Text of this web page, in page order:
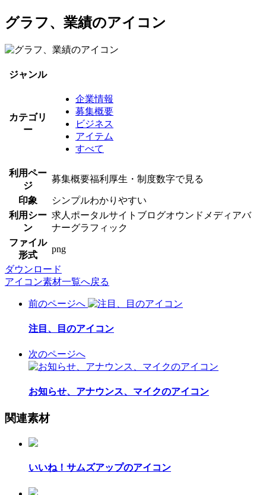
グラフ、業績のアイコン
ジャンル
カテゴリ
ー
企業情報
募集概要
ビジネス
アイテム
すべて
利用ペー
ジ
募集概要福利厚生・制度数字で見る
印象 シンプルわかりやすい
利用シー
ン
求人ポータルサイト ブログオウンドメディアバ
ナーグラフィック
ファイル
形式
png
ダウンロード
アイコン素材一覧へ戻る
前のページへ
注目、目のアイコン
次のページへ
お知らせ、アナウンス、マイクのアイコン
関連素材
いいね！サムズアップのアイコン